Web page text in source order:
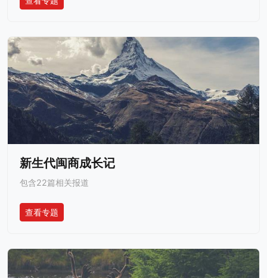
新生代闽商成长记
包含22篇相关报道
查看专题